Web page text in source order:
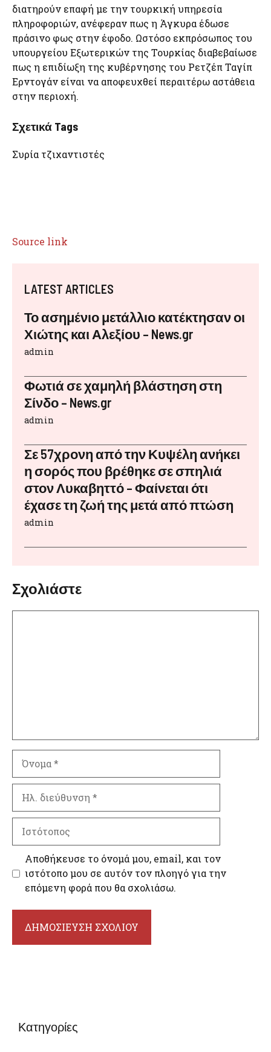
διατηρούν επαφή με την τουρκική υπηρεσία
πληροφοριών, ανέφεραν πως η Άγκυρα έδωσε
πράσινο φως στην έφοδο. Ωστόσο εκπρόσωπος του
υπουργείου Εξωτερικών της Τουρκίας διαβεβαίωσε
πως η επιδίωξη της κυβέρνησης του Ρετζέπ Ταγίπ
Ερντογάν είναι να αποφευχθεί περαιτέρω αστάθεια
στην περιοχή.
Σχετικά Tags
Συρία τζιχαντιστές
Source link
LATEST ARTICLES
Το ασημένιο μετάλλιο κατέκτησαν οι
Χιώτης και Αλεξίου – News.gr
admin
Φωτιά σε χαμηλή βλάστηση στη
Σίνδο – News.gr
admin
Σε 57χρονη από την Κυψέλη ανήκει
η σορός που βρέθηκε σε σπηλιά
στον Λυκαβηττό – Φαίνεται ότι
έχασε τη ζωή της μετά από πτώση
admin
Σχολιάστε
διεύθυνση
Αποθήκευσε το όνομά μου, email, και τον
ιστότοπο μου σε αυτόν τον πλοηγό για την
επόμενη φορά που θα σχολιάσω.
Κατηγορίες